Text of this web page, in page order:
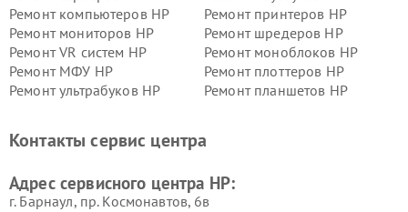
Ремонт компьютеров HP
Ремонт принтеров HP
Ремонт мониторов HP
Ремонт шредеров HP
Ремонт VR систем HP
Ремонт моноблоков HP
Ремонт МФУ HP
Ремонт плоттеров HP
Ремонт ультрабуков HP
Ремонт планшетов HP
Контакты сервис центра
Адрес сервисного центра HP:
г. Барнаул, ​пр. Космонавтов, 6в